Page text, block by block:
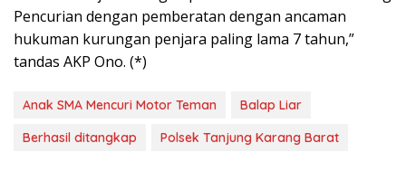
Pencurian dengan pemberatan dengan ancaman
hukuman kurungan penjara paling lama 7 tahun,”
tandas AKP Ono. (*)
Anak SMA Mencuri Motor Teman
Balap Liar
Berhasil ditangkap
Polsek Tanjung Karang Barat